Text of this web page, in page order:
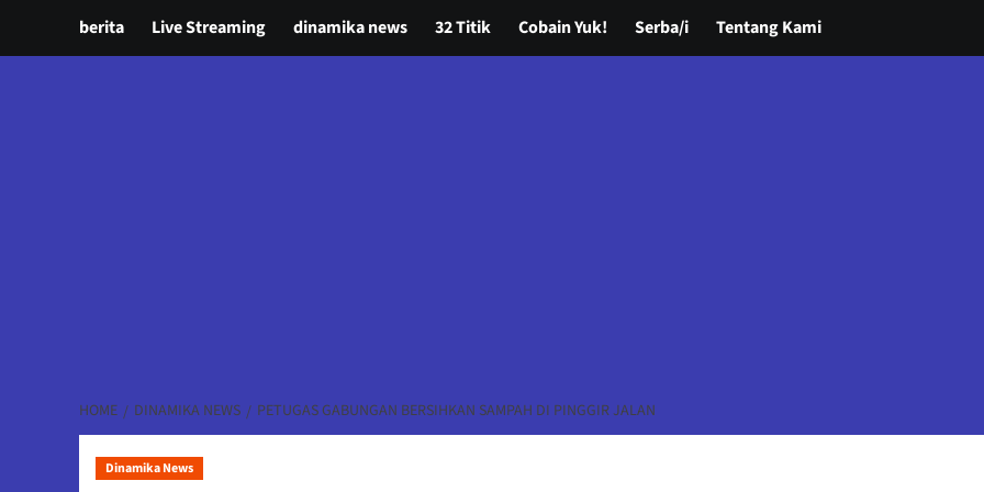
berita Live Streaming dinamika news 32 Titik Cobain Yuk! Serba/i Tentang Kami
HOME DINAMIKA NEWS PETUGAS GABUNGAN BERSIHKAN SAMPAH DI PINGGIR JALAN
Dinamika News